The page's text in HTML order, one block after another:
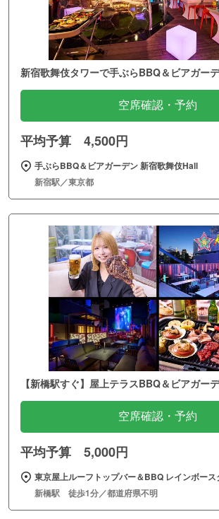
新宿歌舞伎タワーで手ぶらBBQ＆ビアガー
空席確認・予約
平均予算 4,500円
手ぶらBBQ＆ビアガーデン 新宿歌舞伎Hall
新宿駅／東京都
【新橋駅すぐ】屋上テラスBBQ＆ビアガー
空席確認・予約
平均予算 5,000円
東京屋上ルーフトップバー＆BBQ レインボース
新橋駅 徒歩1分／都道府県不明